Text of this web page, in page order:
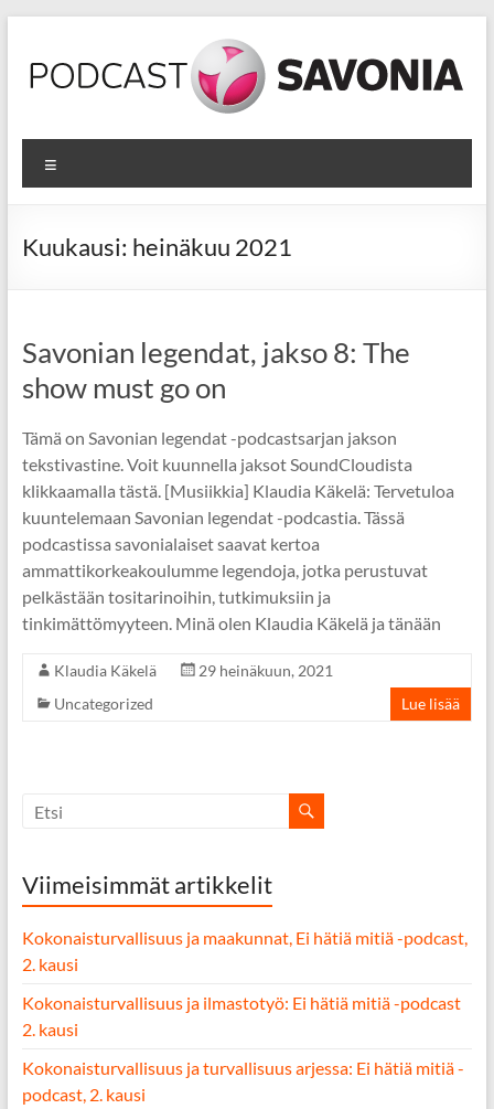
content
Podcastit
Podcasteja
opetus-
Kuukausi: heinäkuu 2021
Savonian legendat, jakso 8: The
show must go on
Tämä on Savonian legendat -podcastsarjan jakson
tekstivastine. Voit kuunnella jaksot SoundCloudista
klikkaamalla tästä. [Musiikkia] Klaudia Käkelä: Tervetuloa
kuuntelemaan Savonian legendat -podcastia. Tässä
podcastissa savonialaiset saavat kertoa
ammattikorkeakoulumme legendoja, jotka perustuvat
pelkästään tositarinoihin, tutkimuksiin ja
tinkimättömyyteen. Minä olen Klaudia Käkelä ja tänään
Klaudia Käkelä
29 heinäkuun, 2021
Uncategorized
Lue lisää
Viimeisimmät artikkelit
Kokonaisturvallisuus ja maakunnat, Ei hätiä mitiä -podcast,
2. kausi
Kokonaisturvallisuus ja ilmastotyö: Ei hätiä mitiä -podcast
2. kausi
Kokonaisturvallisuus ja turvallisuus arjessa: Ei hätiä mitiä -
podcast, 2. kausi